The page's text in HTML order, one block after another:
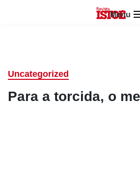
Menu
Uncategorized
Para a torcida, o